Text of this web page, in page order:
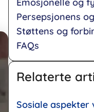
Persepsjonens
Støttens og
FAQs
Relaterte
Sosiale aspekter